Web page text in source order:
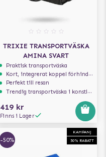
TRIXIE TRANSPORTVÄSKA
AMINA SVART
Praktisk transportväska
Kort, integrerat koppel förhindrar att hunden hoppar ur
Perfekt till resan
Trendig transportväska i konstläder
419 kr
Finns i Lager
KAMPANJ
50% RABATT
-50%